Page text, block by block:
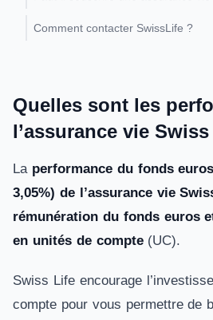
Comment contacter SwissLife ?
Quelles sont les
l’assurance vie
La performance du fonds
3,05%) de l’assurance vie
rémunération du fonds euros
en unités de compte(UC).
Swiss Life encourage
compte pour vous permettre de